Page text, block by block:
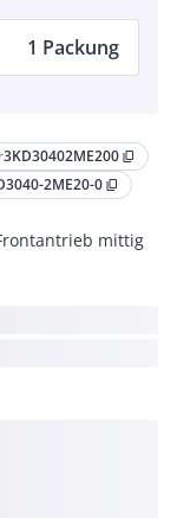
3KD30402ME200 content_copy
2ME20-0 content_copy
mittig
1 Packung